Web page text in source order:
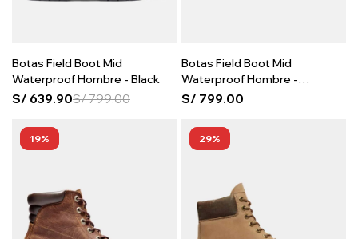
Botas Field Boot Mid
Waterproof Hombre - Black
S/ 639.90S/799.00
Botas Field Boot Mid
Waterproof Hombre -
Chocolate
S/ 799.00
19 29